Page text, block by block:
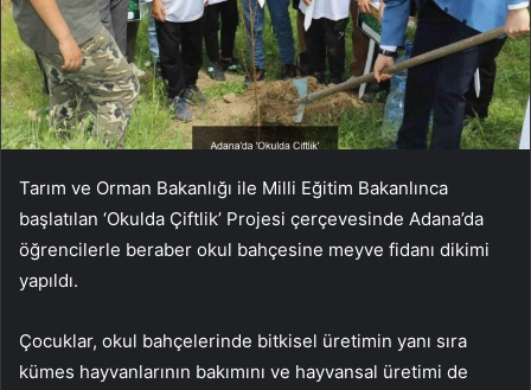
Tarım ve Orman Bakanlığı ile Milli Eğitim Bakanlınca
başlatılan ‘Okulda Çiftlik’ Projesi çerçevesinde Adana’da
öğrencilerle beraber okul bahçesine meyve fidanı dikimi
yapıldı.
Çocuklar, okul bahçelerinde bitkisel üretimin yanı sıra
kümes hayvanlarının bakımını ve hayvansal üretimi de